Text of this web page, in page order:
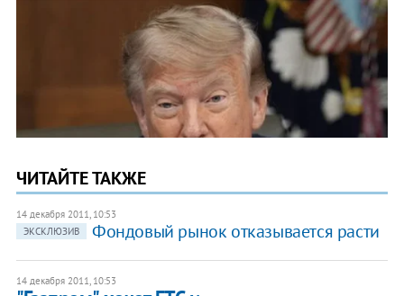
ЧИТАЙТЕ ТАКЖЕ
14 декабря 2011, 10:53
ЭКСКЛЮЗИВ
Фондовый рынок отказывается расти
14 декабря 2011, 10:53